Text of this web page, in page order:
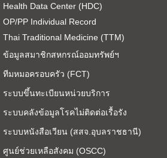
Health Data Center (HDC)
OP/PP Individual Record
Thai Traditional Medicine (TTM)
ข้อมูลสมาชิกสหกรณ์ออมทรัพย์ฯ
ทีมหมอครอบครัว (FCT)
ระบบขึ้นทะเบียนหน่วยบริการ
ระบบคลังข้อมูลโรคไม่ติดต่อเรื้อรัง
ระบบหนังสือเวียน (สสจ.อุบลราชธานี)
ศูนย์ช่วยเหลือสังคม (OSCC)